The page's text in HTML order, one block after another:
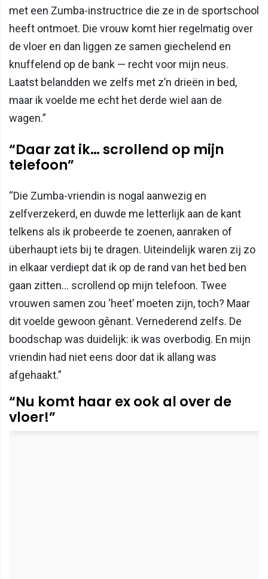
met een Zumba-instructrice die ze in de sportschool
heeft ontmoet. Die vrouw komt hier regelmatig over
de vloer en dan liggen ze samen giechelend en
knuffelend op de bank — recht voor mijn neus.
Laatst belandden we zelfs met z’n drieën in bed,
maar ik voelde me echt het derde wiel aan de
wagen.”
“Daar zat ik… scrollend op mijn
telefoon”
“Die Zumba-vriendin is nogal aanwezig en
zelfverzekerd, en duwde me letterlijk aan de kant
telkens als ik probeerde te zoenen, aanraken of
überhaupt iets bij te dragen. Uiteindelijk waren zij zo
in elkaar verdiept dat ik op de rand van het bed ben
gaan zitten… scrollend op mijn telefoon. Twee
vrouwen samen zou ‘heet’ moeten zijn, toch? Maar
dit voelde gewoon gênant. Vernederend zelfs. De
boodschap was duidelijk: ik was overbodig. En mijn
vriendin had niet eens door dat ik allang was
afgehaakt.”
“Nu komt haar ex ook al over de
vloer!”